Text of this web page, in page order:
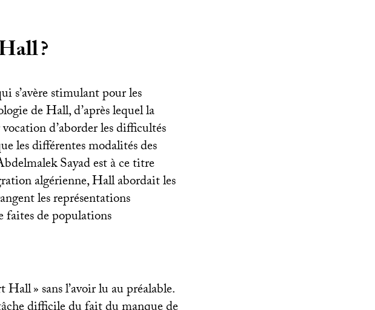
?
s’avère stimulant pour les
de Hall, d’après lequel la
d’aborder les difficultés
les différentes modalités des
Sayad est à ce titre
algérienne, Hall abordait les
les représentations
faites de populations
Hall» sans l’avoir lu au préalable.